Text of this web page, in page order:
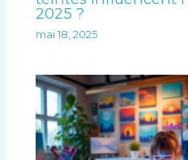
2025 ?
mai 18, 2025